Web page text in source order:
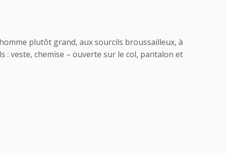
plutôt grand, aux sourcils broussailleux, à
: veste, chemise – ouverte sur le col, pantalon et